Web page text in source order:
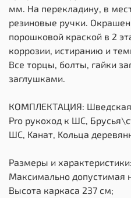
мм. На перекладину, в
резиновые ручки.
порошковой краской в 2
коррозии, истиранию и
Все торцы, болты, гайки
заглушками.
КОМПЛЕКТАЦИЯ: Шведская
Pro рукоход к ШС,
ШС, Kанат, Kольца
Размеры и характеристики:
Максимально допустимая
Высота каркаса 237 см;